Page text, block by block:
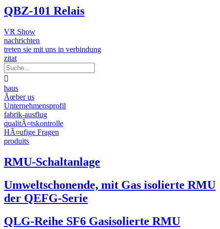
QBZ-101 Relais
VR Show
nachrichten
treten sie mit uns in verbindung
zitat

haus
Ãœber us
Unternehmensprofil
fabrik-ausflug
qualitÃ¤tskontrolle
HÃ¤ufige Fragen
produits
RMU-Schaltanlage
Umweltschonende, mit Gas isolierte RMU
der QEFG-Serie
QLG-Reihe SF6 Gasisolierte RMU